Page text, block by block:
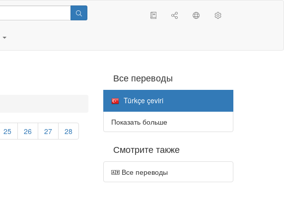
25 26 27 28
Все переводы
Türkçe çeviri
Показать больше
Смотрите также
Все переводы